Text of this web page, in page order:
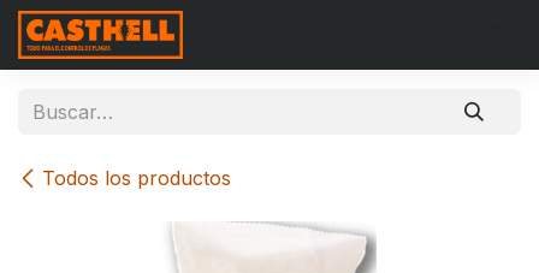
Ir al contenido
Todos los productos